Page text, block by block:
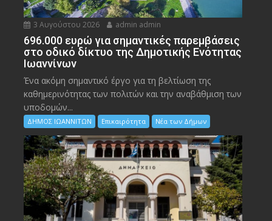
3 Αυγούστου 2026 admin admin
696.000 ευρώ για σημαντικές παρεμβάσεις
στο οδικό δίκτυο της Δημοτικής Ενότητας
Ιωαννίνων
Ένα ακόμη σημαντικό έργο για τη βελτίωση της
καθημερινότητας των πολιτών και την αναβάθμιση των
υποδομών...
ΔΗΜΟΣ ΙΩΑΝΝΙΤΩΝ Επικαιρότητα Νέα των Δήμων